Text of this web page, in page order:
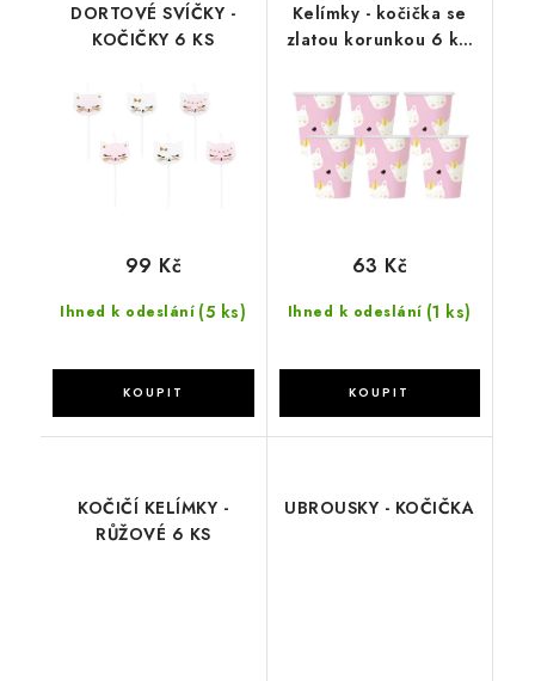
DORTOVÉ SVÍČKY -
KOČIČKY 6 KS
Ihned k odeslání (5 ks)
99 Kč
Kelímky - kočička se
zlatou korunkou 6 ks,
Ihned k odeslání (1 ks)
63 Kč
KOČIČÍ KELÍMKY -
RŮŽOVÉ 6 KS
UBROUSKY - KOČIČKA